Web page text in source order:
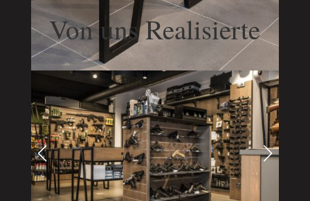
Von uns Realisierte